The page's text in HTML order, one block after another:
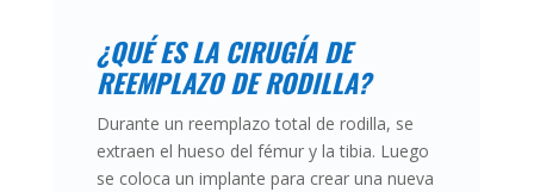
¿QUÉ ES LA CIRUGÍA DE
REEMPLAZO DE RODILLA?
Durante un reemplazo total de rodilla, se
extraen el hueso del fémur y la tibia. Luego
se coloca un implante para crear una nueva